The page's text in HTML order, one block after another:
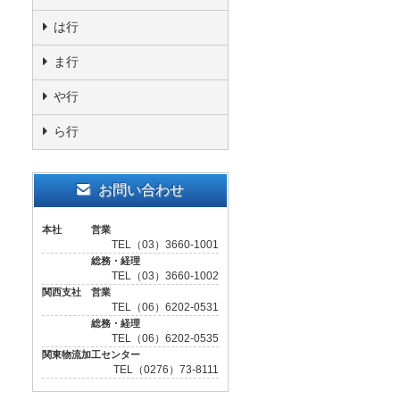
は行
ま行
や行
ら行
お問い合わせ
本社 営業
TEL（03）3660-1001
総務・経理
TEL（03）3660-1002
関西支社 営業
TEL（06）6202-0531
総務・経理
TEL（06）6202-0535
関東物流加工センター
TEL（0276）73-8111